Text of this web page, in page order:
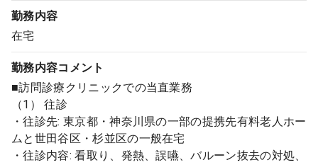
勤務内容
在宅
勤務内容コメント
■訪問診療クリニックでの当直業務
（1） 往診
・往診先: 東京都・神奈川県の一部の提携先有料老人ホー
ムと世田谷区・杉並区の一般在宅
・往診内容: 看取り、発熱、誤嚥、バルーン抜去の対処、